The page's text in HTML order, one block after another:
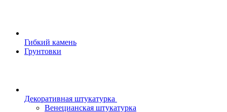
Гибкий камень
Грунтовки
Декоративная штукатурка
Венецианская штукатурка